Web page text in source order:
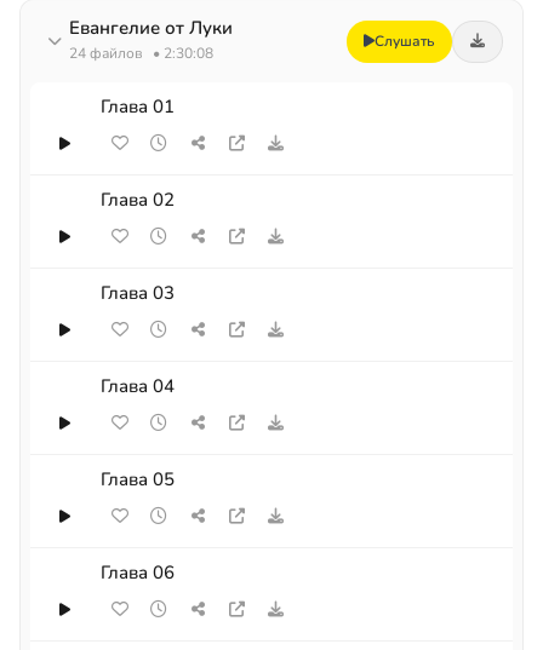
Евангелие от Луки
24 файлов • 2:30:08
Слушать
Глава 01
Глава 02
Глава 03
Глава 04
Глава 05
Глава 06